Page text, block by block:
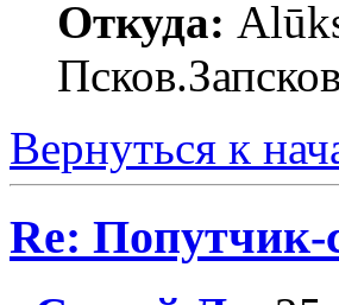
Откуда:
Вернуться к
Re: Попутчик-